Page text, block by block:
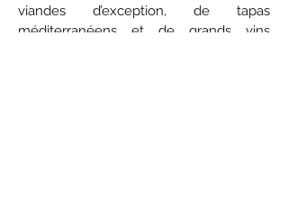
viandes d’exception, de tapas
méditerranéens et de grands vins